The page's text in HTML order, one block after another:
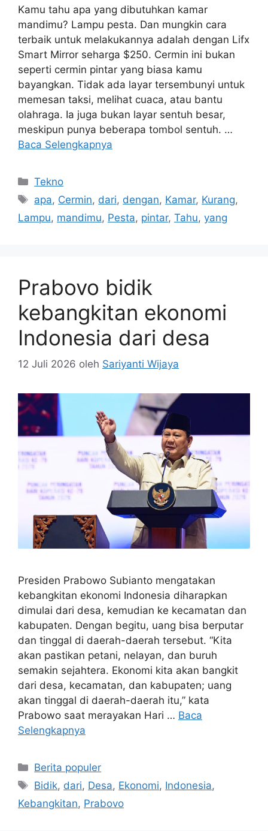
Kamu tahu apa yang dibutuhkan kamar
mandimu? Lampu pesta. Dan mungkin cara
terbaik untuk melakukannya adalah dengan Lifx
Smart Mirror seharga $250. Cermin ini bukan
seperti cermin pintar yang biasa kamu
bayangkan. Tidak ada layar tersembunyi untuk
memesan taksi, melihat cuaca, atau bantu
olahraga. Ia juga bukan layar sentuh besar,
meskipun punya beberapa tombol sentuh. …
Baca Selengkapnya
Kategori
Tekno
Tag
apa, Cermin, dari, dengan, Kamar, Kurang,
Lampu, mandimu, Pesta, pintar, Tahu, yang
Prabovo bidik
kebangkitan ekonomi
Indonesia dari desa
12 Juli 2026 oleh Sariyanti Wijaya
Presiden Prabowo Subianto mengatakan
kebangkitan ekonomi Indonesia diharapkan
dimulai dari desa, kemudian ke kecamatan dan
kabupaten. Dengan begitu, uang bisa berputar
dan tinggal di daerah-daerah tersebut. “Kita
akan pastikan petani, nelayan, dan buruh
semakin sejahtera. Ekonomi kita akan bangkit
dari desa, kecamatan, dan kabupaten; uang
akan tinggal di daerah-daerah itu,” kata
Prabowo saat merayakan Hari … Baca
Selengkapnya
Kategori
Berita populer
Tag
Bidik, dari, Desa, Ekonomi, Indonesia,
Kebangkitan, Prabovo